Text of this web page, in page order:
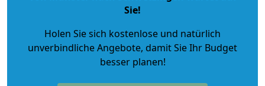
Sie!
Holen Sie sich kostenlose und natürlich
unverbindliche Angebote, damit Sie Ihr Budget
besser planen!